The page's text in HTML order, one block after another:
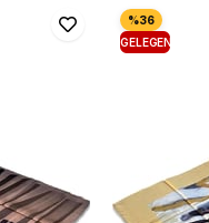
GELEGENHEIT